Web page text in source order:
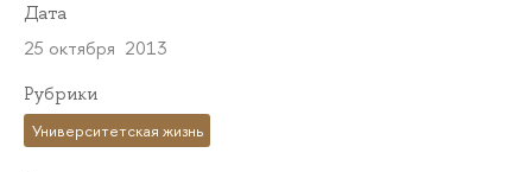
Дата
25 октября 2013
Рубрики
Университетская жизнь